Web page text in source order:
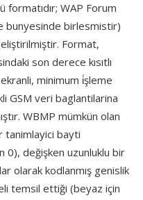
WAP Forum
bunyesinde birlesmistir)
Format,
son derece kısıtlı
minimum i̇şleme
GSM veri baglantilarina
WBMP mümkün olan
tanimlayici bayti
0), değişken uzunluklu bir
olarak kodlanmış genislik
temsil ettiği (beyaz için